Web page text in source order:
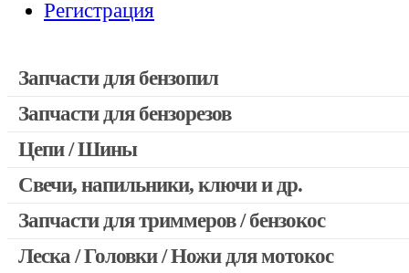
Регистрация
Запчасти для бензопил
Запчасти для бензопил Stihl
Запчасти для бензопил Husqvarna, Partner
Запчасти для бензопил Oleo-mac, Echo и др.
Запчасти для бензорезов
Цепи / Шины
Свечи, напильники, ключи и др.
Запчасти для триммеров / бензокос
Запчасти для Китайских триммеров
Леска / Головки / Ножи для мотокос